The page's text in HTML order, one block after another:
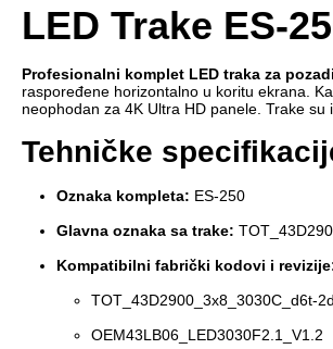
LED Trake ES-
Profesionalni komplet LED traka za
raspoređene horizontalno u koritu ekrana.
neophodan za 4K Ultra HD panele. Trake
Tehničke
Oznaka kompleta: ES-250
Glavna oznaka sa trake:
Kompatibilni fabrički kodovi i
TOT_43D2900_3x8_3030C_d6t-
OEM43LB06_LED3030F2.1_V1.2